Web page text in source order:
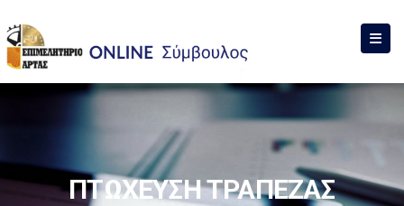
ΠΤΩΧΕΥΣΗ ΤΡΑΠΕΖΑΣ